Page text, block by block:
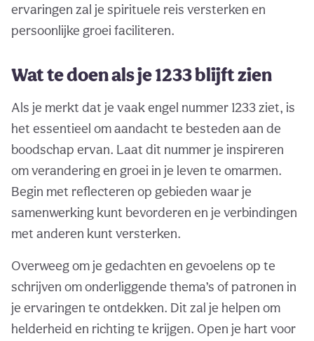
ervaringen zal je spirituele reis versterken en
persoonlijke groei faciliteren.
Wat te doen als je 1233 blijft zien
Als je merkt dat je vaak engel nummer 1233 ziet, is
het essentieel om aandacht te besteden aan de
boodschap ervan. Laat dit nummer je inspireren
om verandering en groei in je leven te omarmen.
Begin met reflecteren op gebieden waar je
samenwerking kunt bevorderen en je verbindingen
met anderen kunt versterken.
Overweeg om je gedachten en gevoelens op te
schrijven om onderliggende thema’s of patronen in
je ervaringen te ontdekken. Dit zal je helpen om
helderheid en richting te krijgen. Open je hart voor